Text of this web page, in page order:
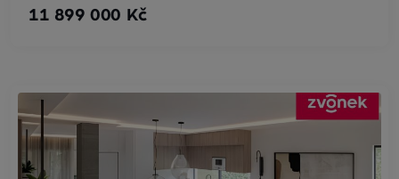
11 899 000 Kč